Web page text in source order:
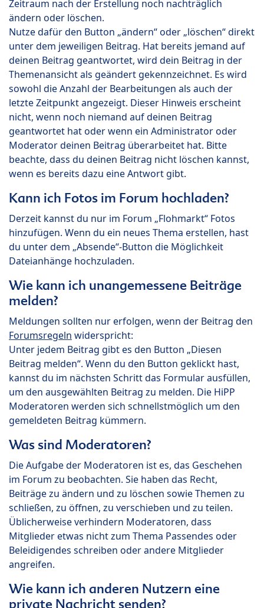
Zeitraum nach der Erstellung noch nachträglich
ändern oder löschen.
Nutze dafür den Button „ändern“ oder „löschen“ direkt
unter dem jeweiligen Beitrag. Hat bereits jemand auf
deinen Beitrag geantwortet, wird dein Beitrag in der
Themenansicht als geändert gekennzeichnet. Es wird
sowohl die Anzahl der Bearbeitungen als auch der
letzte Zeitpunkt angezeigt. Dieser Hinweis erscheint
nicht, wenn noch niemand auf deinen Beitrag
geantwortet hat oder wenn ein Administrator oder
Moderator deinen Beitrag überarbeitet hat. Bitte
beachte, dass du deinen Beitrag nicht löschen kannst,
wenn es bereits dazu eine Antwort gibt.
Kann ich Fotos im Forum hochladen?
Derzeit kannst du nur im Forum „Flohmarkt“ Fotos
hinzufügen. Wenn du ein neues Thema erstellen, hast
du unter dem „Absende“-Button die Möglichkeit
Dateianhänge hochzuladen.
Wie kann ich unangemessene Beiträge
melden?
Meldungen sollten nur erfolgen, wenn der Beitrag den
Forumsregeln widerspricht:
Unter jedem Beitrag gibt es den Button „Diesen
Beitrag melden“. Wenn du den Button geklickt hast,
kannst du im nächsten Schritt das Formular ausfüllen,
um den ausgewählten Beitrag zu melden. Die HiPP
Moderatoren werden sich schnellstmöglich um den
gemeldeten Beitrag kümmern.
Was sind Moderatoren?
Die Aufgabe der Moderatoren ist es, das Geschehen
im Forum zu beobachten. Sie haben das Recht,
Beiträge zu ändern und zu löschen sowie Themen zu
schließen, zu öffnen, zu verschieben und zu teilen.
Üblicherweise verhindern Moderatoren, dass
Mitglieder etwas nicht zum Thema Passendes oder
Beleidigendes schreiben oder andere Mitglieder
angreifen.
Wie kann ich anderen Nutzern eine
private Nachricht senden?